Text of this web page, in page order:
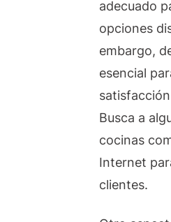
adecuado
opciones
embargo,
esencial
Busca a
cocinas
Internet
clientes.